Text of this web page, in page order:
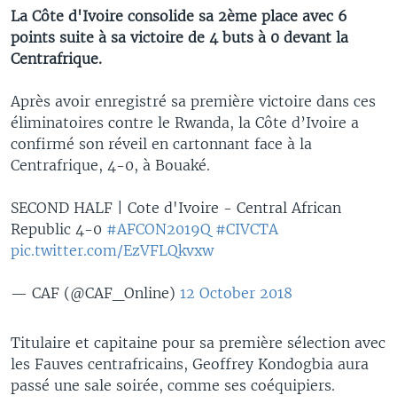
La Côte d'Ivoire consolide sa 2ème place avec 6
points suite à sa victoire de 4 buts à 0 devant la
Centrafrique.
Après avoir enregistré sa première victoire dans ces
éliminatoires contre le Rwanda, la Côte d’Ivoire a
confirmé son réveil en cartonnant face à la
Centrafrique, 4-0, à Bouaké.
SECOND HALF | Cote d'Ivoire - Central African
Republic 4-0 #AFCON2019Q #CIVCTA
pic.twitter.com/EzVFLQkvxw
— CAF (@CAF_Online) 12 October 2018
Titulaire et capitaine pour sa première sélection avec
les Fauves centrafricains, Geoffrey Kondogbia aura
passé une sale soirée, comme ses coéquipiers.